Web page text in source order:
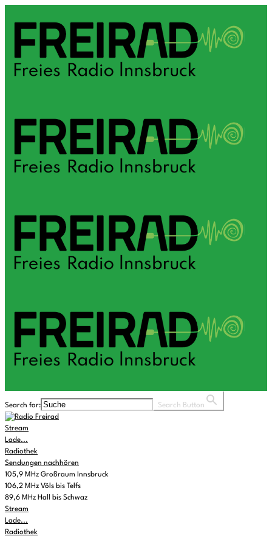
Search for: Search Button
Stream
Lade...
Radiothek
Sendungen nachhören
105,9 MHz Großraum Innsbruck
106,2 MHz Völs bis Telfs
89,6 MHz Hall bis Schwaz
Stream
Lade...
Radiothek